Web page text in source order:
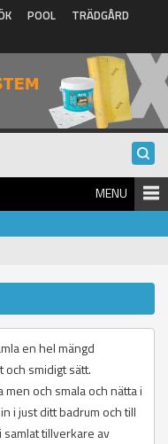
POOL
TRÄDGÅRD
MENU
en hel mängd
smidigt sätt.
och smala och nätta i
i just ditt badrum och till
samlat tillverkare av